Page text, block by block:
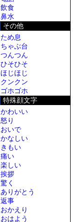
飲食
鼻水
その他
ため息
ちゃぶ台
つんつん
ひそひそ
ほじほじ
クンクン
ゴホゴホ
特殊顔文字
かわいい
怒り
おいで
かなしい
きもい
痛い
楽しい
挨拶
驚く
ありがとう
返事
おかえり
おはよう